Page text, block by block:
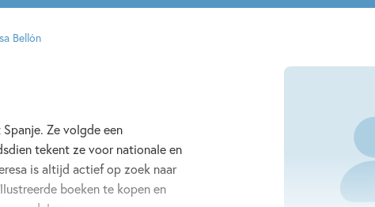
uitgevers
Bellón
Ze volgde een
tekent ze voor nationale en
is altijd actief op zoek naar
boeken te kopen en